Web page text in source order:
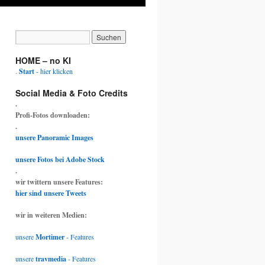
HOME – no KI
. Start- hier klicken
Social Media & Foto Credits
.
Profi-Fotos downloaden:
.
unsere Panoramic Images
unsere Fotos bei Adobe Stock
.
wir twittern unsere Features:
hier sind unsere Tweets
wir in weiteren Medien:
unsereMortimer- Features
unseretravmedia- Features